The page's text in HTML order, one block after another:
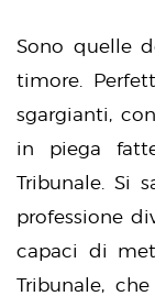
Sono quelle
timore.
sgargianti,
in piega
Tribunale. Si
professione
capaci di
Tribunale,